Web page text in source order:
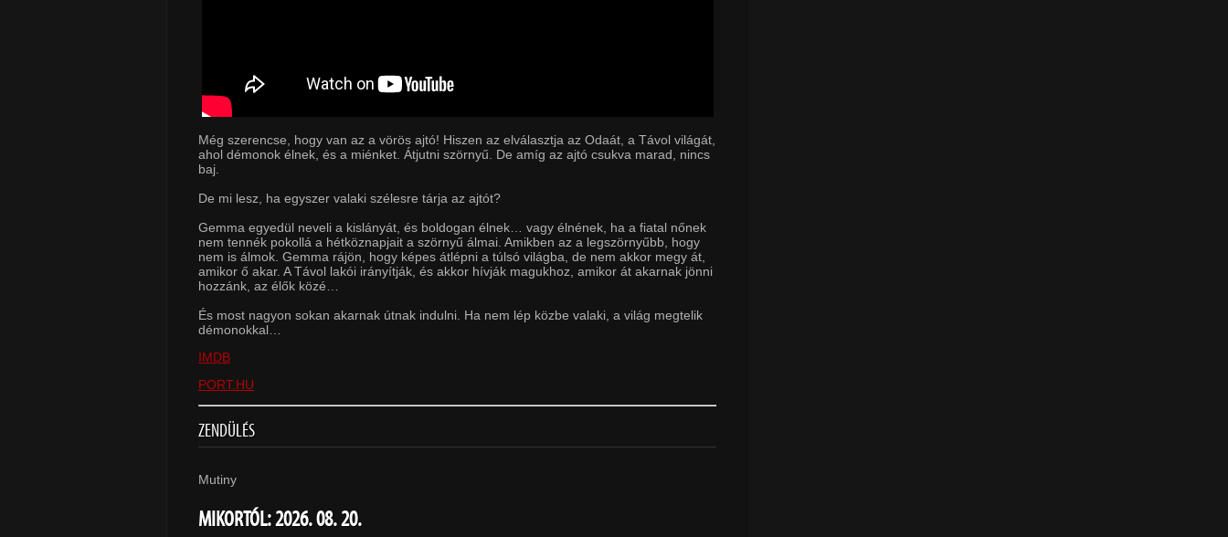
Még szerencse, hogy van az a vörös ajtó! Hiszen az elválasztja az Odaát, a Távol világát,
ahol démonok élnek, és a miénket. Átjutni szörnyű. De amíg az ajtó csukva marad, nincs
baj.
De mi lesz, ha egyszer valaki szélesre tárja az ajtót?
Gemma egyedül neveli a kislányát, és boldogan élnek… vagy élnének, ha a fiatal nőnek
nem tennék pokollá a hétköznapjait a szörnyű álmai. Amikben az a legszörnyűbb, hogy
nem is álmok. Gemma rájön, hogy képes átlépni a túlsó világba, de nem akkor megy át,
amikor ő akar. A Távol lakói irányítják, és akkor hívják magukhoz, amikor át akarnak jönni
hozzánk, az élők közé…
És most nagyon sokan akarnak útnak indulni. Ha nem lép közbe valaki, a világ megtelik
démonokkal…
IMDB
PORT.HU
ZENDÜLÉS
Mutiny
MIKORTÓL: 2026. 08. 20.